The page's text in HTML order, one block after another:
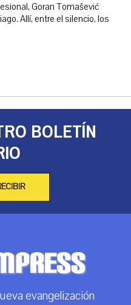
Goran Tomašević
Allí, entre el silencio, los
BOLETÍN
evangelización